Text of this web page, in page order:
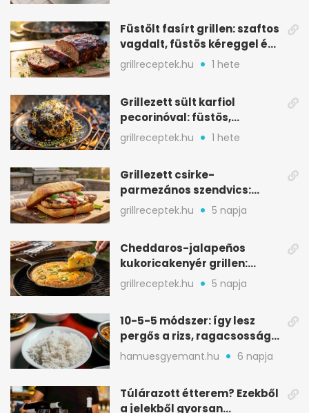
Füstölt fasírt grillen: szaftos
vagdalt, füstös kéreggel és
BBQ mázzal
grillreceptek.hu 1 hete
Grillezett sült karfiol
pecorinóval: füstös,
karamellizált nyári kedvenc
grillreceptek.hu 1 hete
Grillezett csirke-
parmezános szendvics:
ropogós csirke, olvadó sajt
grillreceptek.hu 5 napja
Cheddaros-jalapeños
kukoricakenyér grillen:
ropogós alj, puha belső
grillreceptek.hu 5 napja
10-5-5 módszer: így lesz
pergős a rizs, ragacsosság
nélkül
hamuesgyemant.hu 6 napja
Túlárazott étterem? Ezekből
a jelekből gyorsan